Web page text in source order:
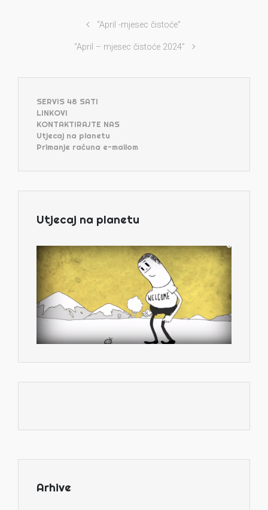
“April -mjesec čistoće”
“April – mjesec čistoće 2024”
SERVIS 48 SATI
LINKOVI
KONTAKTIRAJTE NAS
Utjecaj na planetu
Primanje računa e-mailom
Utjecaj na planetu
Arhive